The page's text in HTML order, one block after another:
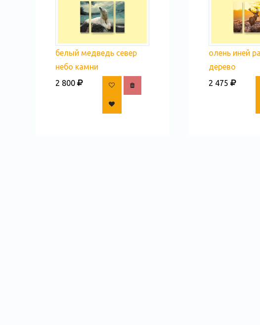
белый медведь север
небо камни
2 800
олень иней
дерево
2 475